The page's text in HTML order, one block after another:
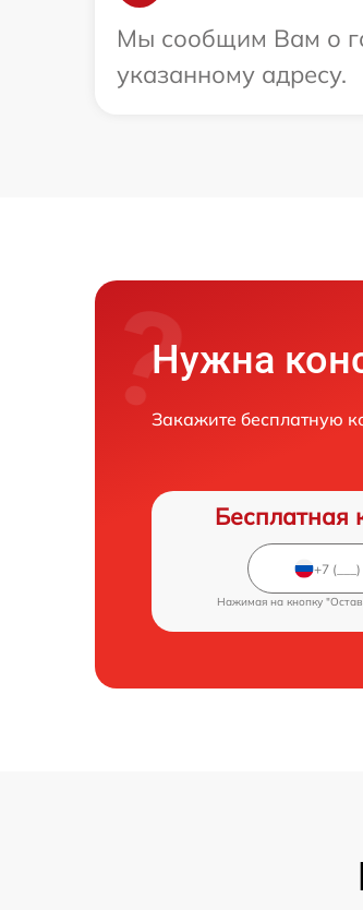
Мы сообщим Вам о
указанному адресу.
Нужна
Закажите бесплатную
Бесплатная
Нажимая на кнопку